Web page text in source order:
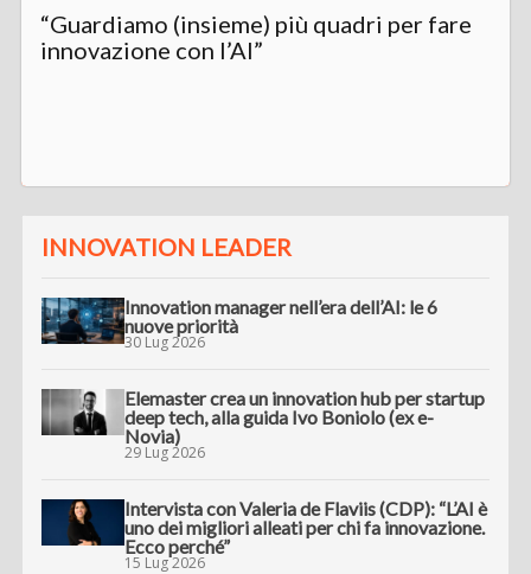
“Guardiamo (insieme) più quadri per fare
innovazione con l’AI”
INNOVATION LEADER
Innovation manager nell’era dell’AI: le 6
nuove priorità
30 Lug 2026
Elemaster crea un innovation hub per startup
deep tech, alla guida Ivo Boniolo (ex e-
Novia)
29 Lug 2026
Intervista con Valeria de Flaviis (CDP): “L’AI è
uno dei migliori alleati per chi fa innovazione.
Ecco perché”
15 Lug 2026